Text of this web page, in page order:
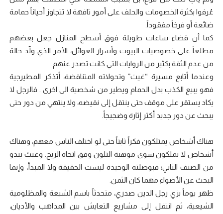
عُرفوا بكثرة الخصومات والحلف على أمور تافهة لا تتجاوز أحياناً حمامة
ضائعة أو فرخاً مفقوداً.
كما أن قضاء ساعات طويلة فوق أسطح المنازل جعل بعضهم
مطلعاً على خصوصيات البيوت وأسرار العوائل، الأمر الذي ولّد حالة
من عدم الثقة بكثير من الروايات التي كانت تصدر عنهم.
وعندما أتابع مسيرة “غيث” وتحولاته المتناقضة، أتذكر المطيرجية
فهو يبيع الكذب بدل الحمام ويطير من شخصية الى اخرى . فالرجل لا
يكاد يستقر على موقف حتى ينتقل إلى نقيضه، ولا ينتهي من دور حتى
يبحث عن دور جديد أكثر إثارة وضجيجاً.
هناك أشخاص يمتلكون فكراً ثابتاً حتى لو اختلف الناس معهم، وهناك
أشخاص لا يملكون سوى موهبة التلون وفق اتجاه الريح. وغيث يبدو
من الصنف الثاني؛ فبوصلته الوحيدة ليست الحقيقة ولا المبدأ، وإنما
البحث عن الأضواء مهما كان الثمن.
ظهر يوماً بزي رجل الدين صدري، متحدثاً باسم الشيعة والمظلومية
الشيعية، ثم انتقل إلى مشاريع التعايش بين المذاهب والأديان،